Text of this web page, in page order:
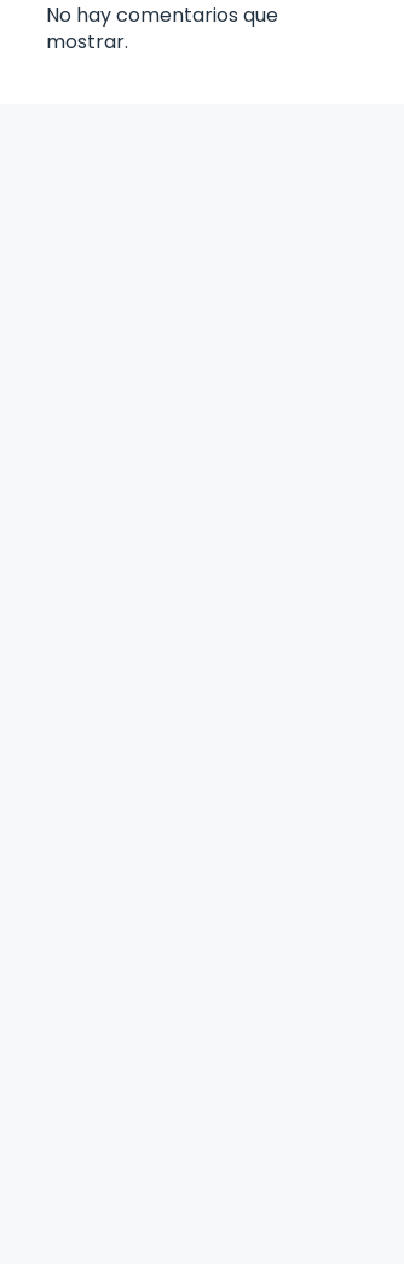
No hay comentarios que
mostrar.